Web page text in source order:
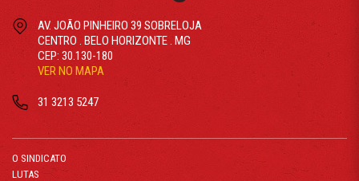
AV. JOÃO PINHEIRO 39 SOBRELOJA
CENTRO . BELO HORIZONTE . MG
CEP: 30.130-180
VER NO MAPA
31 3213 5247
O SINDICATO
LUTAS